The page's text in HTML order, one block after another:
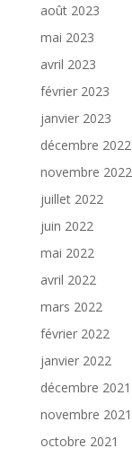
août 2023
mai 2023
avril 2023
février 2023
janvier 2023
décembre 2022
novembre 2022
juillet 2022
juin 2022
mai 2022
avril 2022
mars 2022
février 2022
janvier 2022
décembre 2021
novembre 2021
octobre 2021